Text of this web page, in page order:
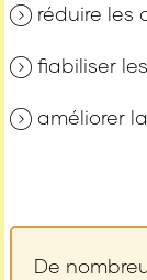
réduire les
fiabiliser
améliorer
De